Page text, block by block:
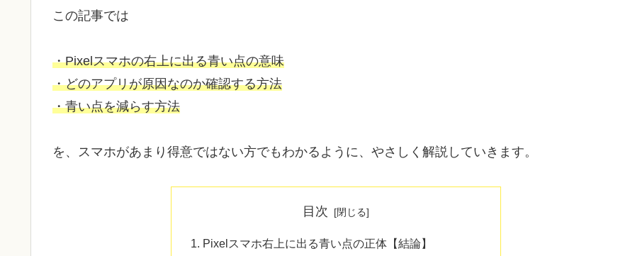
この記事では
・Pixelスマホの右上に出る青い点の意味
・どのアプリが原因なのか確認する方法
・青い点を減らす方法
を、スマホがあまり得意ではない方でもわかるように、やさしく解説していきます。
目次
Pixelスマホ右上に出る青い点の正体【結論】